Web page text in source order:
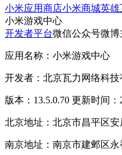
小米应用商店小米商城英雄
小米游戏中心
开发者平台微信公众号微博
应用名称：小米游戏中心
开发者：北京瓦力网络科技
版本：13.5.0.70 更新时间：
北京地址：北京市昌平区
南京地址：南京市建邺区